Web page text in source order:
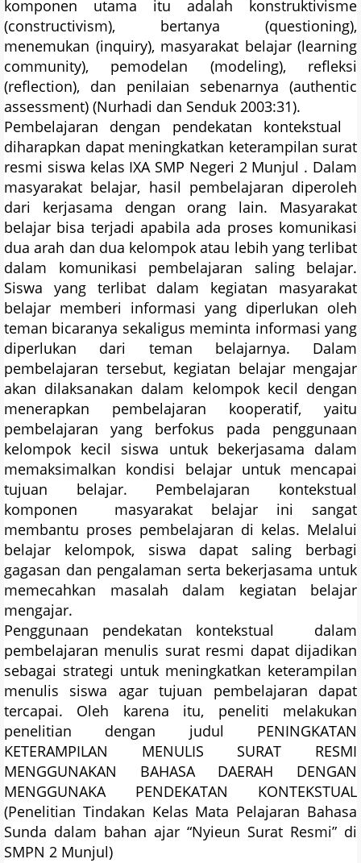
komponen utama itu adalah konstruktivisme
(constructivism), bertanya (questioning),
menemukan (inquiry), masyarakat belajar (learning
community), pemodelan (modeling), refleksi
(reflection), dan penilaian sebenarnya (authentic
assessment) (Nurhadi dan Senduk 2003:31).
Pembelajaran dengan pendekatan kontekstual
diharapkan dapat meningkatkan keterampilan surat
resmi siswa kelas IXA SMP Negeri 2 Munjul . Dalam
masyarakat belajar, hasil pembelajaran diperoleh
dari kerjasama dengan orang lain. Masyarakat
belajar bisa terjadi apabila ada proses komunikasi
dua arah dan dua kelompok atau lebih yang terlibat
dalam komunikasi pembelajaran saling belajar.
Siswa yang terlibat dalam kegiatan masyarakat
belajar memberi informasi yang diperlukan oleh
teman bicaranya sekaligus meminta informasi yang
diperlukan dari teman belajarnya. Dalam
pembelajaran tersebut, kegiatan belajar mengajar
akan dilaksanakan dalam kelompok kecil dengan
menerapkan pembelajaran kooperatif, yaitu
pembelajaran yang berfokus pada penggunaan
kelompok kecil siswa untuk bekerjasama dalam
memaksimalkan kondisi belajar untuk mencapai
tujuan belajar. Pembelajaran kontekstual
komponen masyarakat belajar ini sangat
membantu proses pembelajaran di kelas. Melalui
belajar kelompok, siswa dapat saling berbagi
gagasan dan pengalaman serta bekerjasama untuk
memecahkan masalah dalam kegiatan belajar
mengajar.
Penggunaan pendekatan kontekstual dalam
pembelajaran menulis surat resmi dapat dijadikan
sebagai strategi untuk meningkatkan keterampilan
menulis siswa agar tujuan pembelajaran dapat
tercapai. Oleh karena itu, peneliti melakukan
penelitian dengan judul PENINGKATAN
KETERAMPILAN MENULIS SURAT RESMI
MENGGUNAKAN BAHASA DAERAH DENGAN
MENGGUNAKA PENDEKATAN KONTEKSTUAL
(Penelitian Tindakan Kelas Mata Pelajaran Bahasa
Sunda dalam bahan ajar “Nyieun Surat Resmi” di
SMPN 2 Munjul)